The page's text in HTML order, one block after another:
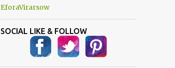
EforaVirarsow
SOCIAL LIKE & FOLLOW